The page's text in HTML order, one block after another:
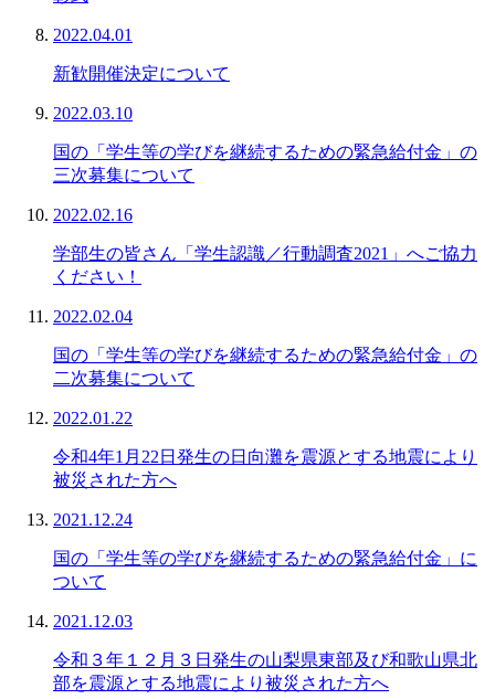
2022.04.01
新歓開催決定について
2022.03.10
国の「学生等の学びを継続するための緊急給付金」の
三次募集について
2022.02.16
学部生の皆さん「学生認識／行動調査2021」へご協力
ください！
2022.02.04
国の「学生等の学びを継続するための緊急給付金」の
二次募集について
2022.01.22
令和4年1月22日発生の日向灘を震源とする地震により
被災された方へ
2021.12.24
国の「学生等の学びを継続するための緊急給付金」に
ついて
2021.12.03
令和３年１２月３日発生の山梨県東部及び和歌山県北
部を震源とする地震により被災された方へ